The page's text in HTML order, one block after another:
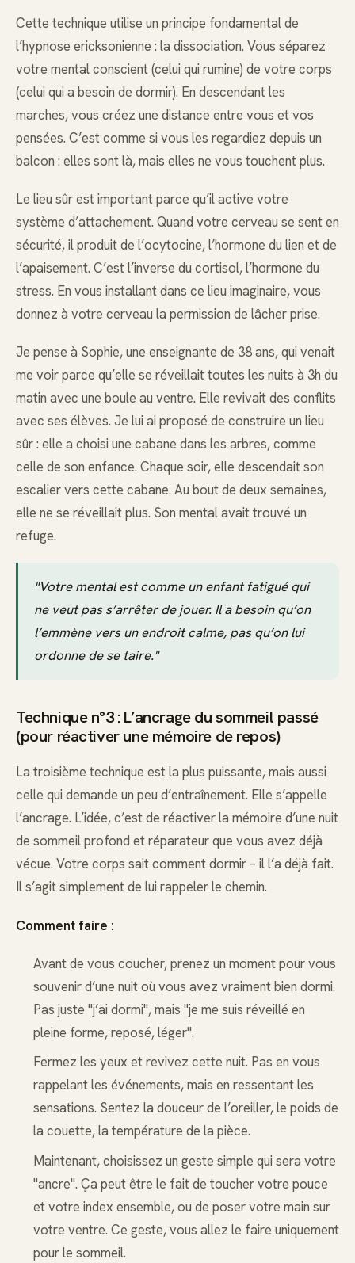
Cette technique utilise un principe fondamental de
l’hypnose ericksonienne : la dissociation. Vous séparez
votre mental conscient (celui qui rumine) de votre corps
(celui qui a besoin de dormir). En descendant les
marches, vous créez une distance entre vous et vos
pensées. C’est comme si vous les regardiez depuis un
balcon : elles sont là, mais elles ne vous touchent plus.
Le lieu sûr est important parce qu’il active votre
système d’attachement. Quand votre cerveau se sent en
sécurité, il produit de l’ocytocine, l’hormone du lien et de
l’apaisement. C’est l’inverse du cortisol, l’hormone du
stress. En vous installant dans ce lieu imaginaire, vous
donnez à votre cerveau la permission de lâcher prise.
Je pense à Sophie, une enseignante de 38 ans, qui venait
me voir parce qu’elle se réveillait toutes les nuits à 3h du
matin avec une boule au ventre. Elle revivait des conflits
avec ses élèves. Je lui ai proposé de construire un lieu
sûr : elle a choisi une cabane dans les arbres, comme
celle de son enfance. Chaque soir, elle descendait son
escalier vers cette cabane. Au bout de deux semaines,
elle ne se réveillait plus. Son mental avait trouvé un
refuge.
"Votre mental est comme un enfant fatigué qui
ne veut pas s’arrêter de jouer. Il a besoin qu’on
l’emmène vers un endroit calme, pas qu’on lui
ordonne de se taire."
Technique n°3 : L’ancrage du sommeil passé
(pour réactiver une mémoire de repos)
La troisième technique est la plus puissante, mais aussi
celle qui demande un peu d’entraînement. Elle s’appelle
l’ancrage. L’idée, c’est de réactiver la mémoire d’une nuit
de sommeil profond et réparateur que vous avez déjà
vécue. Votre corps sait comment dormir – il l’a déjà fait.
Il s’agit simplement de lui rappeler le chemin.
Comment faire :
Avant de vous coucher, prenez un moment pour vous
souvenir d’une nuit où vous avez vraiment bien dormi.
Pas juste "j’ai dormi", mais "je me suis réveillé en
pleine forme, reposé, léger".
Fermez les yeux et revivez cette nuit. Pas en vous
rappelant les événements, mais en ressentant les
sensations. Sentez la douceur de l’oreiller, le poids de
la couette, la température de la pièce.
Maintenant, choisissez un geste simple qui sera votre
"ancre". Ça peut être le fait de toucher votre pouce
et votre index ensemble, ou de poser votre main sur
votre ventre. Ce geste, vous allez le faire uniquement
pour le sommeil.